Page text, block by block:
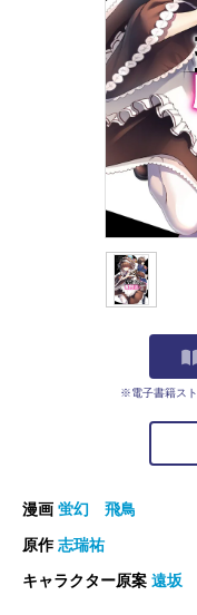
※電子書籍ス
漫画 蛍幻 飛鳥
原作志瑞祐
キャラクター原案 遠坂